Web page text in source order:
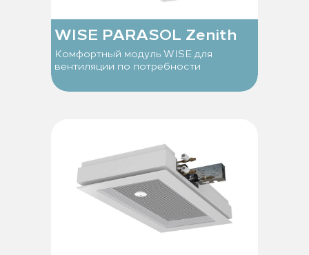
WISE PARASOL Zenith
Комфортный модуль WISE для
вентиляции по потребности